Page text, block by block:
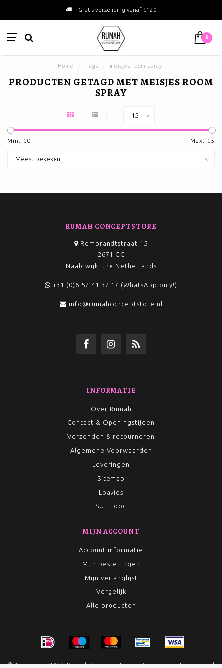
Gratis verzending vanaf €120
0
Home Tags meisjes room spray
PRODUCTEN GETAGD MET MEISJES ROOM
SPRAY
Min: €0 Max: €5
RUMAH CONCEPTSTORE
Rembrandtstraat 15
2671 GC
Naaldwijk, the Netherlands
+31 (0)6 57 41 37 17 (WhatsApp only!)
info@rumahconceptstore.nl
INFORMATIE
Over Rumah
Contact & Openingstijden
Verzenden & retourneren
Algemene Voorwaarden
Leveringen
Sitemap
Loavies
SUE Food
MIJN ACCOUNT
Account informatie
Mijn bestellingen
Mijn verlanglijst
Vergelijk
Alle producten
© Copyright 2026 Rumah Conceptstore - Powered byLightspeed